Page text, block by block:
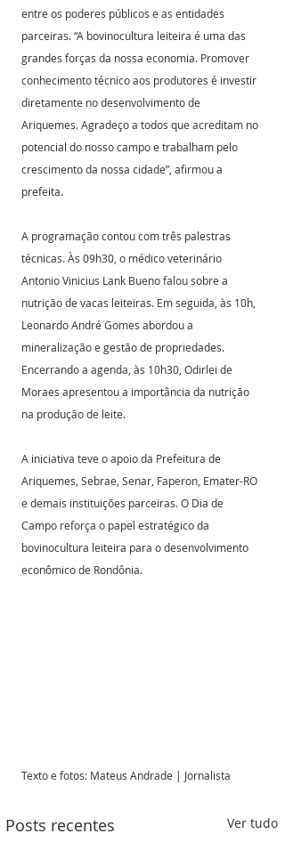
entre os poderes públicos e as entidades
parceiras. “A bovinocultura leiteira é uma das
grandes forças da nossa economia. Promover
conhecimento técnico aos produtores é investir
diretamente no desenvolvimento de
Ariquemes. Agradeço a todos que acreditam no
potencial do nosso campo e trabalham pelo
crescimento da nossa cidade”, afirmou a
prefeita.
A programação contou com três palestras
técnicas. Às 09h30, o médico veterinário
Antonio Vinicius Lank Bueno falou sobre a
nutrição de vacas leiteiras. Em seguida, às 10h,
Leonardo André Gomes abordou a
mineralização e gestão de propriedades.
Encerrando a agenda, às 10h30, Odirlei de
Moraes apresentou a importância da nutrição
na produção de leite.
A iniciativa teve o apoio da Prefeitura de
Ariquemes, Sebrae, Senar, Faperon, Emater-RO
e demais instituições parceiras. O Dia de
Campo reforça o papel estratégico da
bovinocultura leiteira para o desenvolvimento
econômico de Rondônia.
Texto e fotos: Mateus Andrade | Jornalista
Posts recentes Ver tudo